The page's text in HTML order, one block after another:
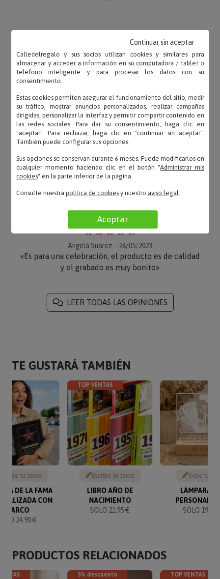
OPINIONES
Elvira – 22/12/2025
«Llegó enseguida y tal y cimo venía en la foto»
Maria Jose – 23/10/2023
homenajeado mas»
Ángela Suarez – 26/05/2023
«Es para una celebración, el producto es de calidad
y el grabado es muy bonito»
LEER TODAS LAS OPINIONES
TE GUSTARÁ TAMBIÉN
tu texto
DE LA FAMA
CON
MARCO
24.90 €
TOP VENTAS
Escribe tu texto
LIBRO AÑO DE
NACIMIENTO
SOLO 21.95 €
Sube tu
LÁMPARA
SOLO 19.95
PRODUCTOS RELACIONADOS
5% descuento TOP VENTAS
Calledelregalo y sus socios utilizan cookies y similares para
almacenar y acceder a información en su computadora / tablet o
teléfono inteligente y para procesar los datos con su
consentimiento.
Estas cookies permiten asegurar el funcionamiento del sitio, medir
su tráfico, mostrar anuncios personalizados, realizar campañas
dirigidas, personalizar la interfaz y permitir compartir contenido en
las redes sociales. Para dar su consentimiento, haga clic en
"aceptar". Para rechazar, haga clic en "continuar sin aceptar".
También puede configurar sus opciones.
Sus opciones se conservan durante 6 meses. Puede modificarlos en
cualquier momento haciendo clic en el botón "Administrar mis
cookies" en la parte inferior de la página.
Consulte nuestra política de cookiesy nuestro aviso legal.
Aceptar
Continuar sin aceptar